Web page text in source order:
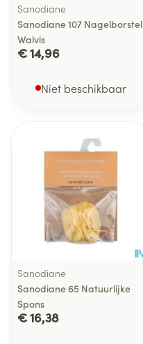
Sanodiane
Sanodiane 107 Nagelborstel
Walvis
€ 14,96
Niet beschikbaar
Sanodiane
Sanodiane 65 Natuurlijke
Spons
€ 16,38